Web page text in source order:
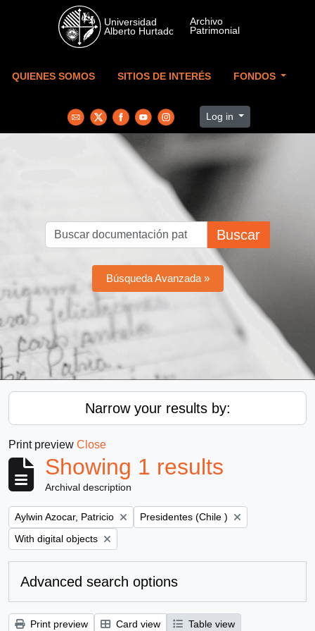
Skip to main content
QUIENES SOMOS SITIOS DE INTERÉS FONDOS
Log in
Buscar
Búsqueda Avanzada »
Narrow your results by:
Print preview Close
Showing 1 results
Archival description
Remove filter:
Aylwin Azocar, Patricio Remove filter:
Presidentes (Chile )
Remove filter:
With digital objects
Advanced search options
Print preview Card view
Table view